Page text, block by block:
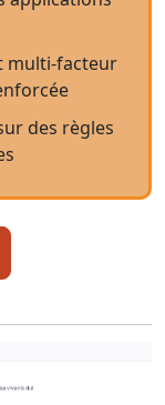
multi-facteur
des règles